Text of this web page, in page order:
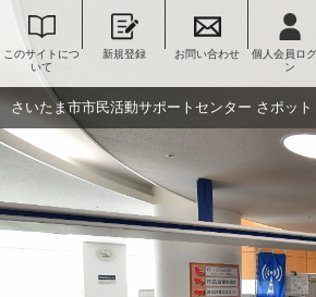
このサイトにつ
いて
新規登録 お問い合わせ
個人会員ロ
ン
さいたま市市民活動サポートセンター さポット